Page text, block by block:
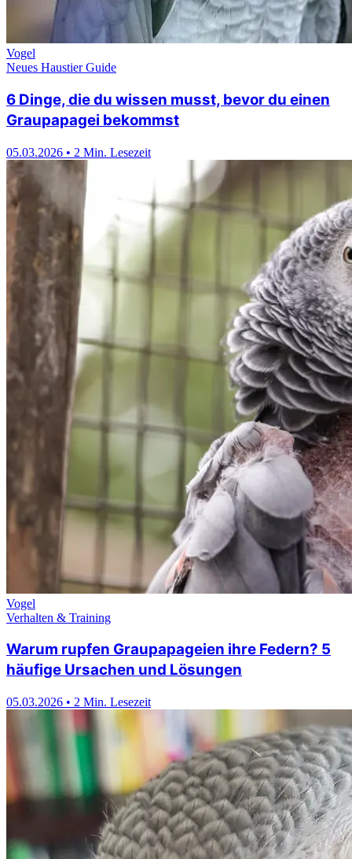
Vogel
Neues Haustier Guide
6 Dinge, die du wissen musst, bevor du einen
Graupapagei bekommst
05.03.2026 • 2 Min. Lesezeit
Vogel
Verhalten & Training
Warum rupfen Graupapageien ihre Federn? 5
häufige Ursachen und Lösungen
05.03.2026 • 2 Min. Lesezeit